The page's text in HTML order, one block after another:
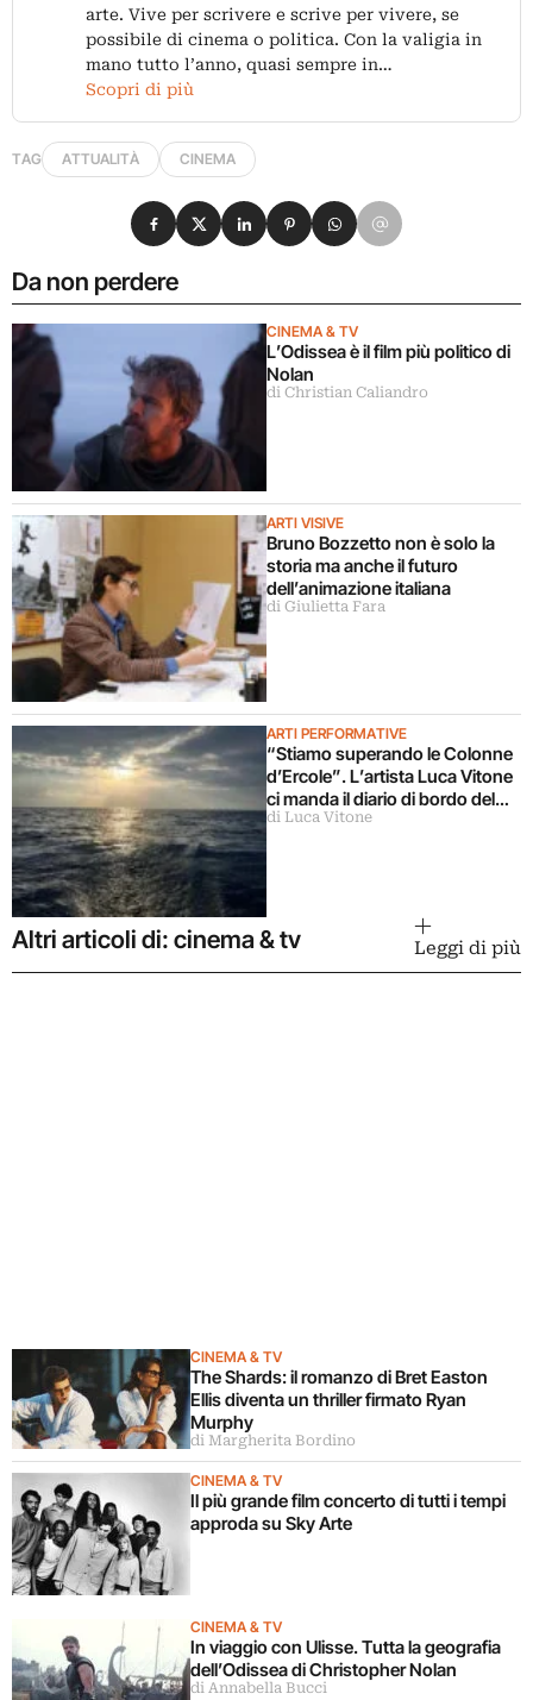
arte. Vive per scrivere e scrive per vivere, se
possibile di cinema o politica. Con la valigia in
mano tutto l’anno, quasi sempre in…
Scopri di più
TAG ATTUALITÀ CINEMA
Da non perdere
CINEMA & TV
L’Odissea è il film più politico di
Nolan
di Christian Caliandro
ARTI VISIVE
Bruno Bozzetto non è solo la
storia ma anche il futuro
dell’animazione italiana
di Giulietta Fara
ARTI PERFORMATIVE
“Stiamo superando le Colonne
d’Ercole”. L’artista Luca Vitone
ci manda il diario di bordo del
suo viaggio a vela verso
di Luca Vitone
Condividi su Facebook
Condividi su X
Condividi su LinkedIn
Condividi su Pinterest
Condividi su WhatsApp
Condividi su Email
Altri articoli di: cinema & tv Leggi di più
CINEMA & TV
The Shards: il romanzo di Bret Easton
Ellis diventa un thriller firmato Ryan
Murphy
di Margherita Bordino
CINEMA & TV
Il più grande film concerto di tutti i tempi
approda su Sky Arte
CINEMA & TV
In viaggio con Ulisse. Tutta la geografia
dell’Odissea di Christopher Nolan
di Annabella Bucci